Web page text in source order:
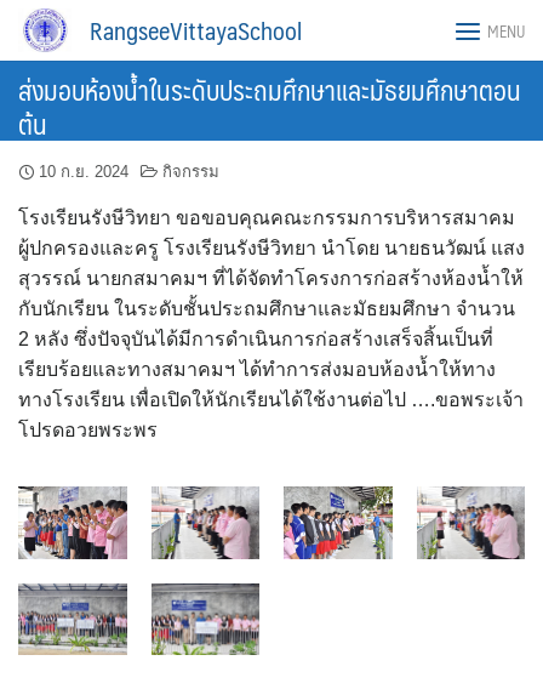
Skip
content
RangseeVittayaSchool MENU
ส่งมอบห้องน้ำในระดับประถมศึกษาและมัธยมศึกษาตอน
ต้น
10 ก.ย. 2024 กิจกรรม
โรงเรียนรังษีวิทยา ขอขอบคุณคณะกรรมการบริหารสมาคม
ผู้ปกครองและครู โรงเรียนรังษีวิทยา นำโดย นายธนวัฒน์ แสง
สุวรรณ์ นายกสมาคมฯ ที่ได้จัดทำโครงการก่อสร้างห้องน้ำให้
กับนักเรียน ในระดับชั้นประถมศึกษาและมัธยมศึกษา จำนวน
2 หลัง ซึ่งปัจจุบันได้มีการดำเนินการก่อสร้างเสร็จสิ้นเป็นที่
เรียบร้อยและทางสมาคมฯ ได้ทำการส่งมอบห้องน้ำให้ทาง
ทางโรงเรียน เพื่อเปิดให้นักเรียนได้ใช้งานต่อไป ….ขอพระเจ้า
โปรดอวยพระพร